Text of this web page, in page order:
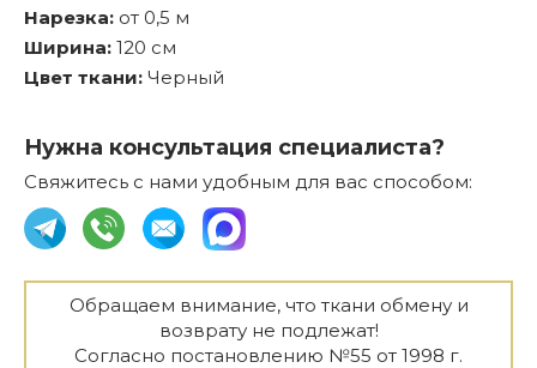
Нарезка: от 0,5 м
Ширина: 120 см
Цвет ткани: Черный
Нужна консультация специалиста?
Свяжитесь с нами удобным для вас способом:
Обращаем внимание, что ткани обмену и
возврату не подлежат!
Согласно постановлению №55 от 1998 г.